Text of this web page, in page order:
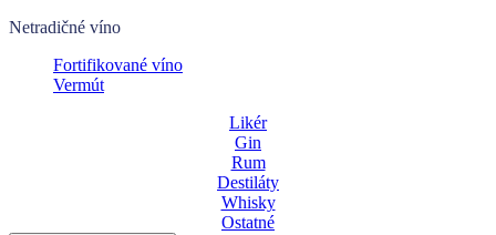
Netradičné víno
Fortifikované víno
Vermút
Likér
Gin
Rum
Destiláty
Whisky
Ostatné